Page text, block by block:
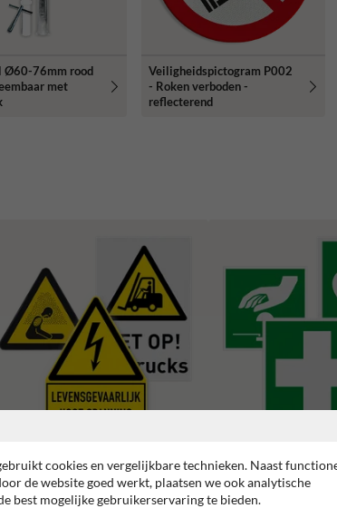
Ø60-76mm rood
met
Veiligheidspictogram P002
- Roken verboden -
reflecterend
Reddingspictogrammen
cookies en vergelijkbare technieken. Naast
de website goed werkt, plaatsen we ook analytische
best mogelijke gebruikerservaring te bieden.